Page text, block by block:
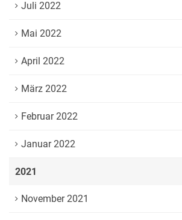
Juli 2022
Mai 2022
April 2022
März 2022
Februar 2022
Januar 2022
2021
November 2021